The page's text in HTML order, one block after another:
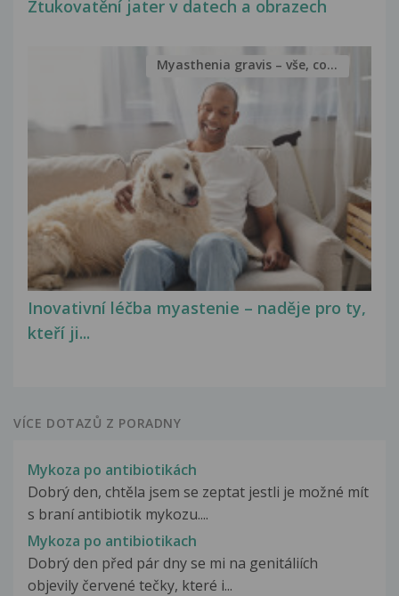
Ztukovatění jater v datech a obrazech
Inovativní léčba myastenie – naděje pro ty,
kteří ji...
Myasthenia gravis – vše, co...
VÍCE DOTAZŮ Z PORADNY
Mykoza po antibiotikách
Dobrý den, chtěla jsem se zeptat jestli je možné mít
s braní antibiotik mykozu....
Mykoza po antibiotikach
Dobrý den před pár dny se mi na genitáliích
objevily červené tečky, které i...